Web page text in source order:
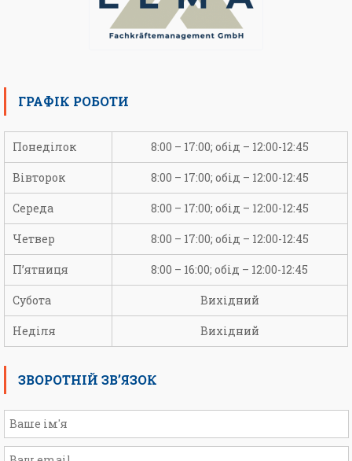
ГРАФІК РОБОТИ
Понеділок 8:00 – 17:00; обід – 12:00-12:45
Вівторок 8:00 – 17:00; обід – 12:00-12:45
Середа 8:00 – 17:00; обід – 12:00-12:45
Четвер 8:00 – 17:00; обід – 12:00-12:45
П’ятниця 8:00 – 16:00; обід – 12:00-12:45
Субота Вихідний
Неділя Вихідний
ЗВОРОТНІЙ ЗВ’ЯЗОК